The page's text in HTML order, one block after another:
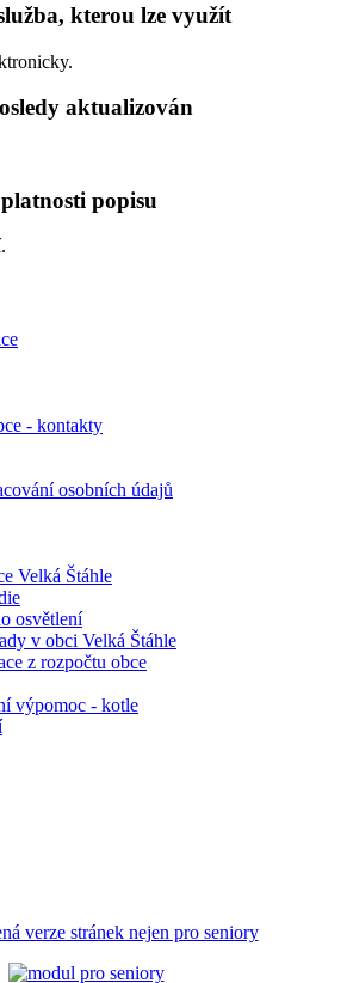
kterou lze využít
aktualizován
popisu
- kontakty
osobních údajů
Velká Štáhle
osvětlení
v obci Velká Štáhle
z rozpočtu obce
výpomoc - kotle
verze stránek nejen pro seniory